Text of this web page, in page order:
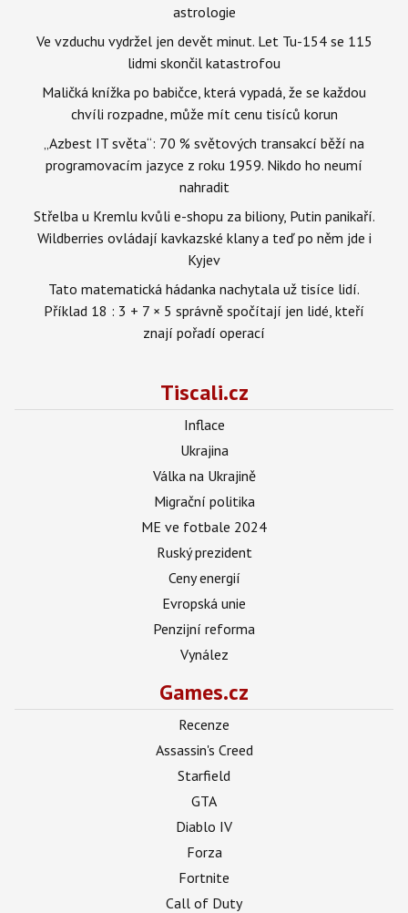
astrologie
Ve vzduchu vydržel jen devět minut. Let Tu-154 se 115
lidmi skončil katastrofou
Maličká knížka po babičce, která vypadá, že se každou
chvíli rozpadne, může mít cenu tisíců korun
„Azbest IT světa“: 70 % světových transakcí běží na
programovacím jazyce z roku 1959. Nikdo ho neumí
nahradit
Střelba u Kremlu kvůli e-shopu za biliony, Putin panikaří.
Wildberries ovládají kavkazské klany a teď po něm jde i
Kyjev
Tato matematická hádanka nachytala už tisíce lidí.
Příklad 18 : 3 + 7 × 5 správně spočítají jen lidé, kteří
znají pořadí operací
Tiscali.cz
Inflace
Ukrajina
Válka na Ukrajině
Migrační politika
ME ve fotbale 2024
Ruský prezident
Ceny energií
Evropská unie
Penzijní reforma
Vynález
Games.cz
Recenze
Assassin's Creed
Starfield
GTA
Diablo IV
Forza
Fortnite
Call of Duty